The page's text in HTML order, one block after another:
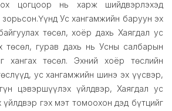
цогцоор нь харж шийдвэрлэхэд
зорьсон.Үүнд Ус хангамжийн баруун эх
төсөл, хоёр дахь Хаягдал ус
төсөл, гурав дахь нь Усны салбарын
хангах төсөл. Эхний хоёр төслийн
ус хангамжийн шинэ эх үүсвэр,
цэвэршүүлэх үйлдвэр, Хаягдал ус
үйлдвэр гэх мэт томоохон дэд бүтцийг